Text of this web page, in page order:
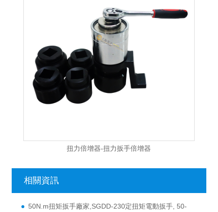
扭力倍增器-扭力扳手倍增器
相關資訊
50N.m扭矩扳手廠家,SGDD-230定扭矩電動扳手, 50-